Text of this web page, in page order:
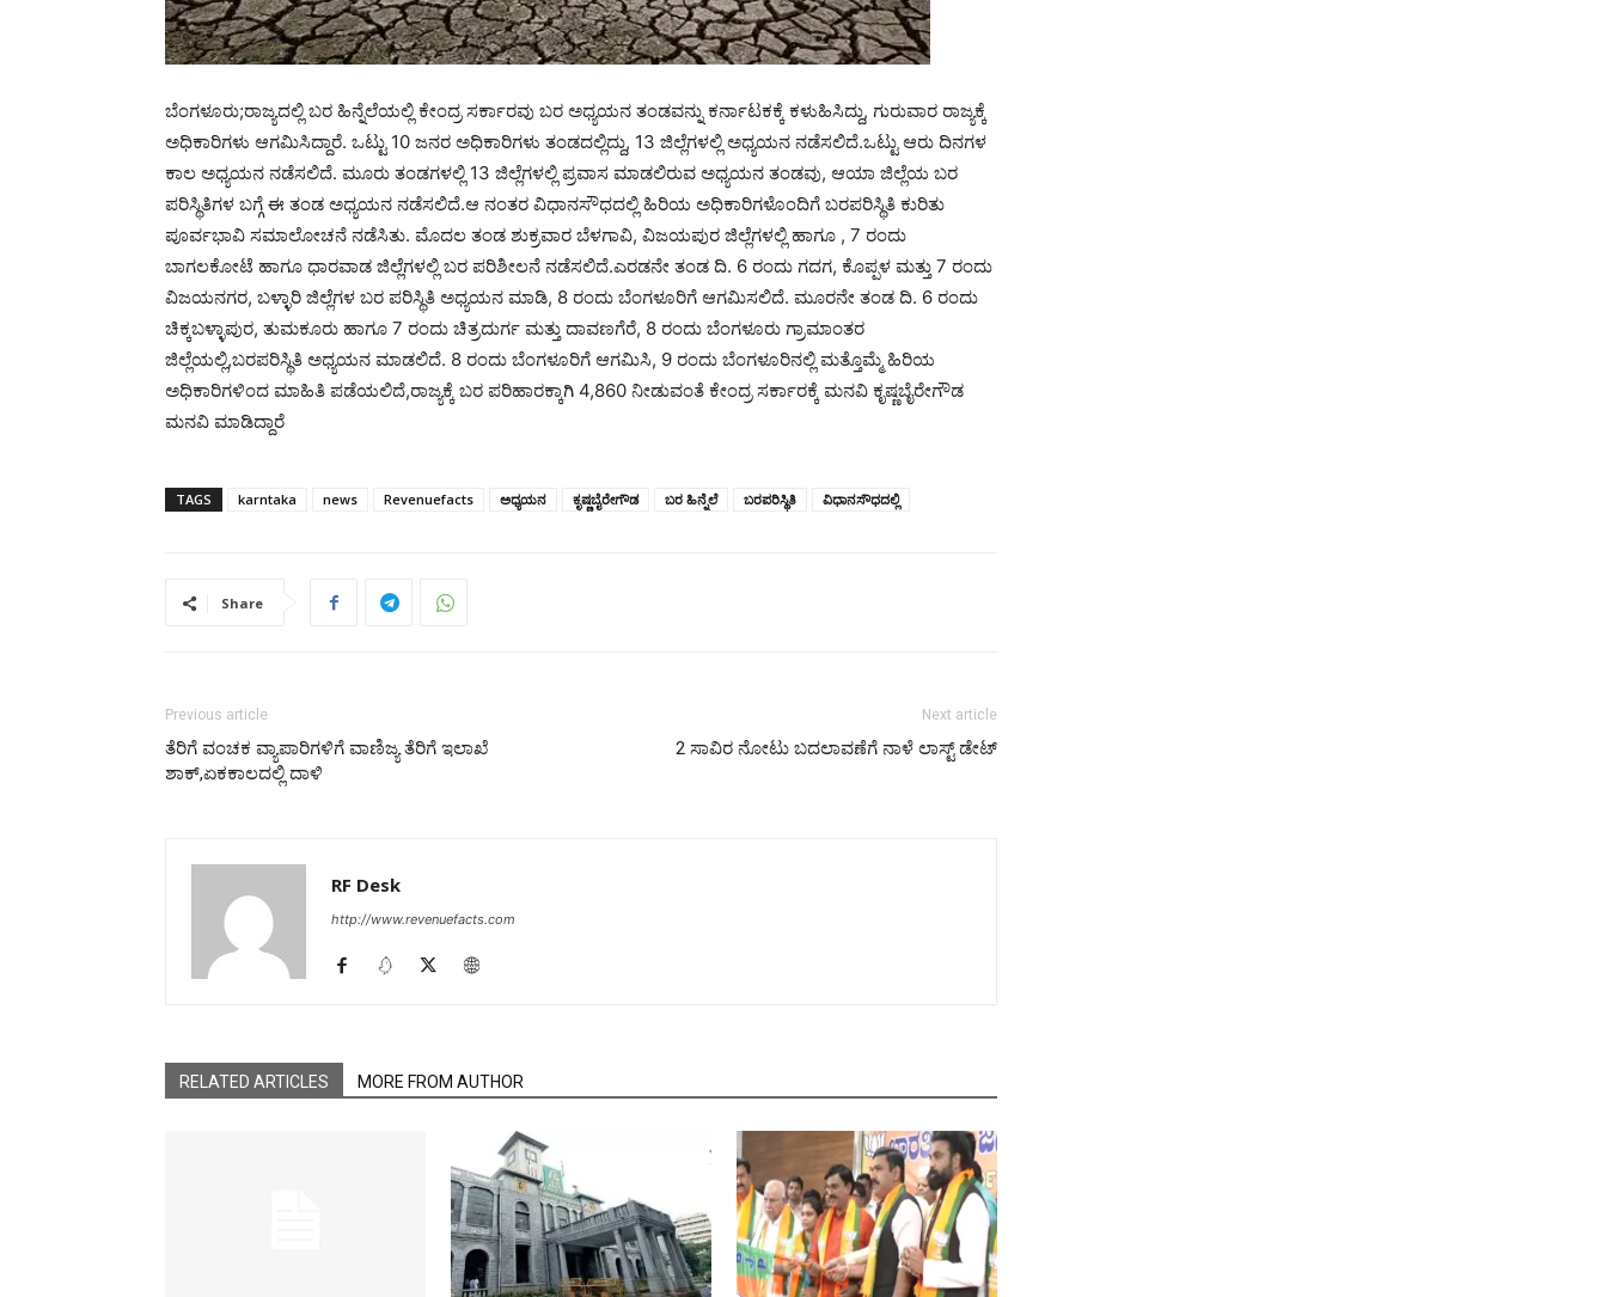
ಬೆಂಗಳೂರು;ರಾಜ್ಯದಲ್ಲಿ ಬರ ಹಿನ್ನೆಲೆಯಲ್ಲಿ ಕೇಂದ್ರ ಸರ್ಕಾರವು ಬರ ಅಧ್ಯಯನ ತಂಡವನ್ನು ಕರ್ನಾಟಕಕ್ಕೆ ಕಳುಹಿಸಿದ್ದು, ಗುರುವಾರ ರಾಜ್ಯಕ್ಕೆ
ಅಧಿಕಾರಿಗಳು ಆಗಮಿಸಿದ್ದಾರೆ. ಒಟ್ಟು 10 ಜನರ ಅಧಿಕಾರಿಗಳು ತಂಡದಲ್ಲಿದ್ದು, 13 ಜಿಲ್ಲೆಗಳಲ್ಲಿ ಅಧ್ಯಯನ ನಡೆಸಲಿದೆ.ಒಟ್ಟು ಆರು ದಿನಗಳ
ಕಾಲ ಅಧ್ಯಯನ ನಡೆಸಲಿದೆ. ಮೂರು ತಂಡಗಳಲ್ಲಿ 13 ಜಿಲ್ಲೆಗಳಲ್ಲಿ ಪ್ರವಾಸ ಮಾಡಲಿರುವ ಅಧ್ಯಯನ ತಂಡವು, ಆಯಾ ಜಿಲ್ಲೆಯ ಬರ
ಪರಿಸ್ಥಿತಿಗಳ ಬಗ್ಗೆ ಈ ತಂಡ ಅಧ್ಯಯನ ನಡೆಸಲಿದೆ.ಆ ನಂತರ ವಿಧಾನಸೌಧದಲ್ಲಿ ಹಿರಿಯ ಅಧಿಕಾರಿಗಳೊಂದಿಗೆ ಬರಪರಿಸ್ಥಿತಿ ಕುರಿತು
ಪೂರ್ವಭಾವಿ ಸಮಾಲೋಚನೆ ನಡೆಸಿತು. ಮೊದಲ ತಂಡ ಶುಕ್ರವಾರ ಬೆಳಗಾವಿ, ವಿಜಯಪುರ ಜಿಲ್ಲೆಗಳಲ್ಲಿ ಹಾಗೂ , 7 ರಂದು
ಬಾಗಲಕೋಟೆ ಹಾಗೂ ಧಾರವಾಡ ಜಿಲ್ಲೆಗಳಲ್ಲಿ ಬರ ಪರಿಶೀಲನೆ ನಡೆಸಲಿದೆ.ಎರಡನೇ ತಂಡ ದಿ. 6 ರಂದು ಗದಗ, ಕೊಪ್ಪಳ ಮತ್ತು 7 ರಂದು
ವಿಜಯನಗರ, ಬಳ್ಳಾರಿ ಜಿಲ್ಲೆಗಳ ಬರ ಪರಿಸ್ಥಿತಿ ಅಧ್ಯಯನ ಮಾಡಿ, 8 ರಂದು ಬೆಂಗಳೂರಿಗೆ ಆಗಮಿಸಲಿದೆ. ಮೂರನೇ ತಂಡ ದಿ. 6 ರಂದು
ಚಿಕ್ಕಬಳ್ಳಾಪುರ, ತುಮಕೂರು ಹಾಗೂ 7 ರಂದು ಚಿತ್ರದುರ್ಗ ಮತ್ತು ದಾವಣಗೆರೆ, 8 ರಂದು ಬೆಂಗಳೂರು ಗ್ರಾಮಾಂತರ
ಜಿಲ್ಲೆಯಲ್ಲಿ,ಬರಪರಿಸ್ಥಿತಿ ಅಧ್ಯಯನ ಮಾಡಲಿದೆ. 8 ರಂದು ಬೆಂಗಳೂರಿಗೆ ಆಗಮಿಸಿ, 9 ರಂದು ಬೆಂಗಳೂರಿನಲ್ಲಿ ಮತ್ತೊಮ್ಮೆ ಹಿರಿಯ
ಅಧಿಕಾರಿಗಳಿಂದ ಮಾಹಿತಿ ಪಡೆಯಲಿದೆ,ರಾಜ್ಯಕ್ಕೆ ಬರ ಪರಿಹಾರಕ್ಕಾಗಿ 4,860 ನೀಡುವಂತೆ ಕೇಂದ್ರ ಸರ್ಕಾರಕ್ಕೆ ಮನವಿ ಕೃಷ್ಣಬೈರೇಗೌಡ
ಮನವಿ ಮಾಡಿದ್ದಾರೆ
TAGS karntaka news Revenuefacts ಅಧ್ಯಯನ ಕೃಷ್ಣಬೈರೇಗೌಡ ಬರ ಹಿನ್ನೆಲೆ ಬರಪರಿಸ್ಥಿತಿ ವಿಧಾನಸೌಧದಲ್ಲಿ
Share
Previous article
ತೆರಿಗೆ ವಂಚಕ ವ್ಯಾಪಾರಿಗಳಿಗೆ ವಾಣಿಜ್ಯ ತೆರಿಗೆ ಇಲಾಖೆ
ಶಾಕ್,ಏಕಕಾಲದಲ್ಲಿ ದಾಳಿ
Next article
2 ಸಾವಿರ ನೋಟು ಬದಲಾವಣೆಗೆ ನಾಳೆ ಲಾಸ್ಟ್ ಡೇಟ್
RF Desk
http://www.revenuefacts.com
RELATED ARTICLES MORE FROM AUTHOR